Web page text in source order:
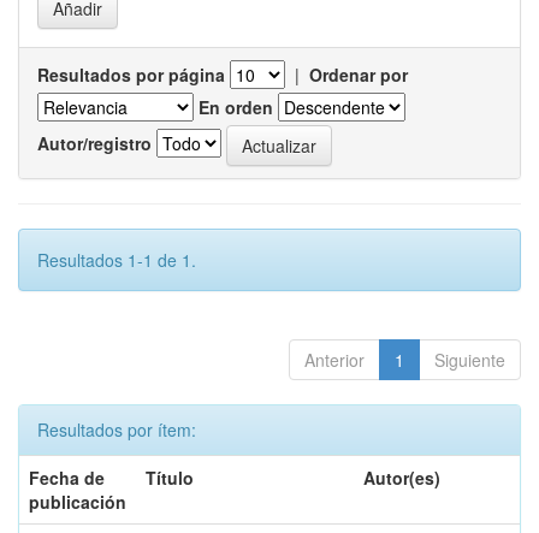
Resultados por página | Ordenar por
En orden
Autor/registro
Resultados 1-1 de 1.
Anterior 1 Siguiente
Resultados por ítem:
Fecha de
publicación
Título Autor(es)